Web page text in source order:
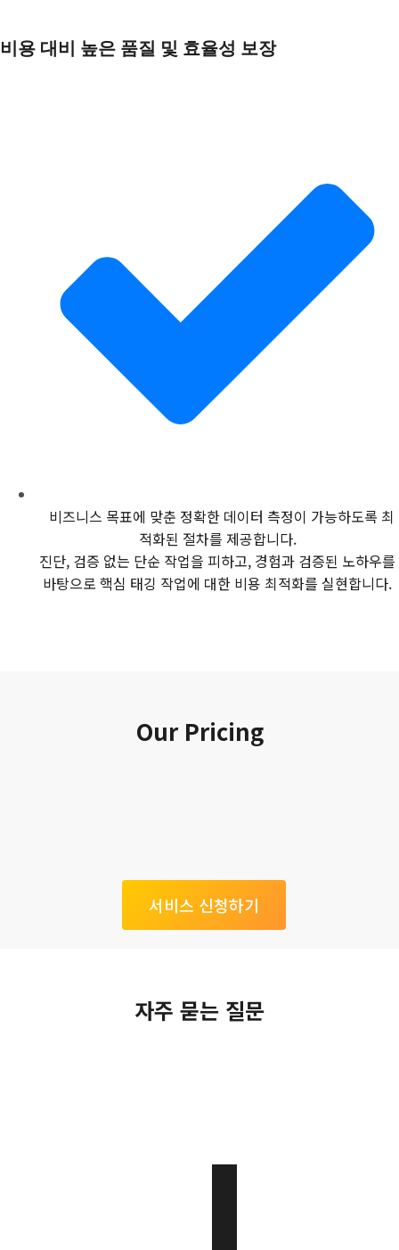
비용 대비 높은 품질 및 효율성 보장
비즈니스 목표에 맞춘 정확한 데이터 측정이 가능하도록 최
적화된 절차를 제공합니다.
진단, 검증 없는 단순 작업을 피하고, 경험과 검증된 노하우를
바탕으로 핵심 태깅 작업에 대한 비용 최적화를 실현합니다.
Our Pricing
서비스 신청하기
자주 묻는 질문